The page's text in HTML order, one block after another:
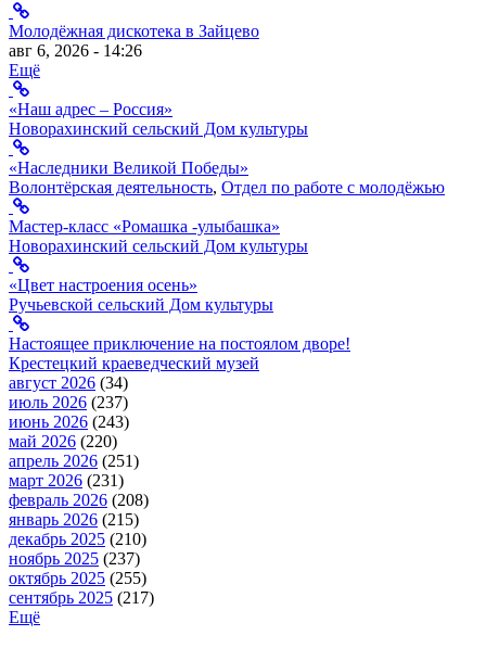
Молодёжная дискотека в Зайцево
авг 6, 2026 - 14:26
Ещё
«Наш адрес – Россия»
Новорахинский сельский Дом культуры
«Наследники Великой Победы»
Волонтёрская деятельность, Отдел по работе с молодёжью
Мастер-класс «Ромашка -улыбашка»
Новорахинский сельский Дом культуры
«Цвет настроения осень»
Ручьевской сельский Дом культуры
Настоящее приключение на постоялом дворе!
Крестецкий краеведческий музей
август 2026 (34)
июль 2026 (237)
июнь 2026 (243)
май 2026 (220)
апрель 2026 (251)
март 2026 (231)
февраль 2026 (208)
январь 2026 (215)
декабрь 2025 (210)
ноябрь 2025 (237)
октябрь 2025 (255)
сентябрь 2025 (217)
Ещё